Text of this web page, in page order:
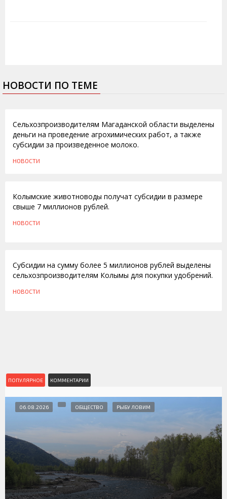
НОВОСТИ ПО ТЕМЕ
Сельхозпроизводителям Магаданской области выделены
деньги на проведение агрохимических работ, а также
субсидии за произведенное молоко.
НОВОСТИ
Колымские животноводы получат субсидии в размере
свыше 7 миллионов рублей.
НОВОСТИ
Субсидии на сумму более 5 миллионов рублей выделены
сельхозпроизводителям Колымы для покупки удобрений.
НОВОСТИ
ПОПУЛЯРНОЕ КОММЕНТАРИИ
06.08.2026 ОБЩЕСТВО РЫБУ ЛОВИМ